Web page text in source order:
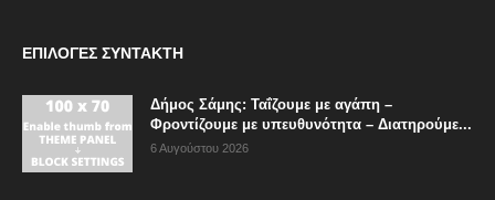
ΕΠΙΛΟΓΈΣ ΣΥΝΤΆΚΤΗ
Δήμος Σάμης: Ταΐζουμε με αγάπη –
Φροντίζουμε με υπευθυνότητα – Διατηρούμε...
6 Αυγούστου 2026